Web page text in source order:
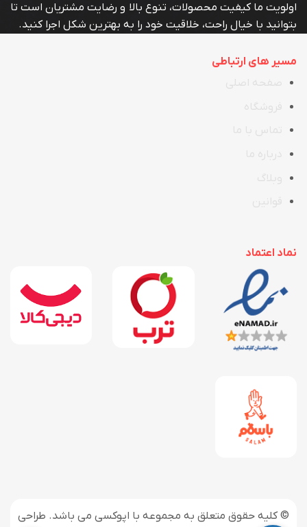
اولویت ما کیفیت محصولات، تنوع بالا و رضایت مشتریان است تا
بتوانید با خیال راحت، خلاقیت خود را به بهترین شکل اجرا کنید.
مسیر های ارتباطی
نماد اعتماد
© کلیه حقوق متعلق به مجموعه با اپوکسی می باشد. طراحی